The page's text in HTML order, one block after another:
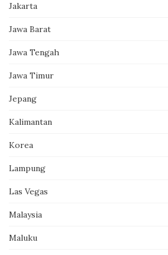
Jakarta
Jawa Barat
Jawa Tengah
Jawa Timur
Jepang
Kalimantan
Korea
Lampung
Las Vegas
Malaysia
Maluku